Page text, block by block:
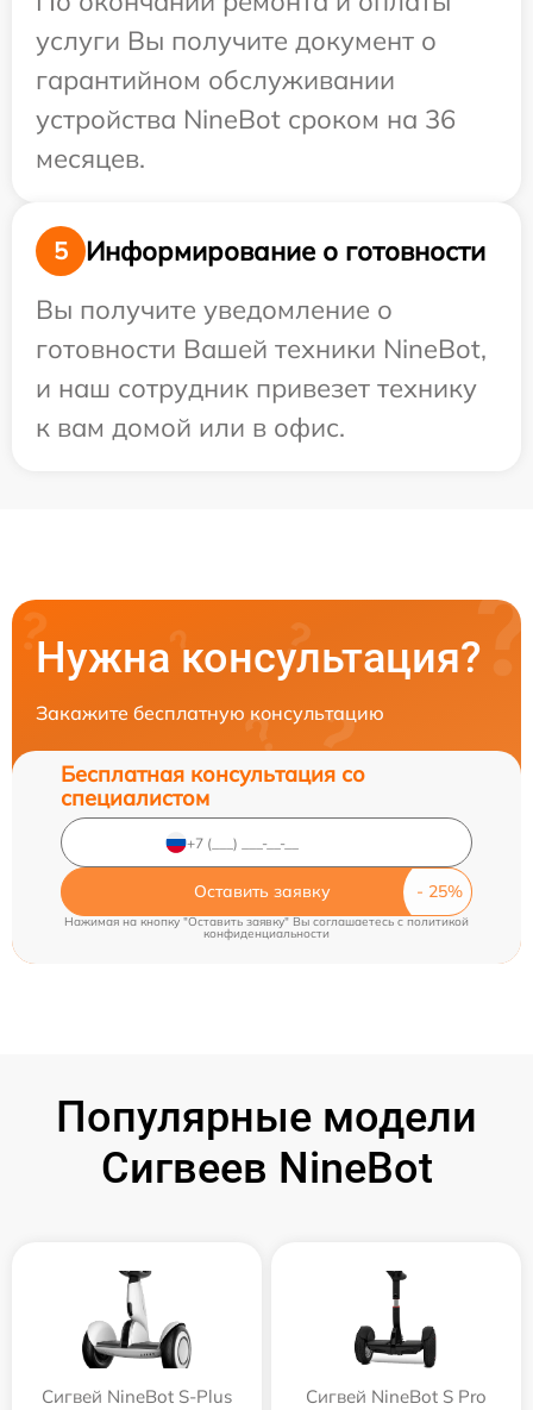
услуги Вы получите документ о
гарантийном обслуживании
устройства NineBot сроком на 36
месяцев.
5
Информирование о готовности
Вы получите уведомление о
готовности Вашей техники NineBot,
и наш сотрудник привезет технику
к вам домой или в офис.
Нужна консультация?
Закажите бесплатную консультацию
Бесплатная консультация со
специалистом
Оставить заявку
Нажимая на кнопку "Оставить заявку" Вы соглашаетесь c политикой
конфиденциальности
Популярные модели
Сигвеев NineBot
Сигвей NineBot S-Plus Сигвей NineBot S Pro